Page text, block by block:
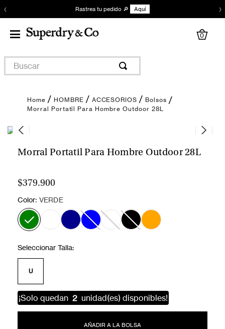
‹ Rastrea tu pedido 🔎 Aquí ›
0
Buscar
HOMBRE ACCESORIOS
Bolsos
Morral Portatil Para Hombre Outdoor 28L
Morral Portatil Para Hombre Outdoor 28L
$379.900
Color: VERDE
U
¡Solo quedan 2 unidad(es) disponibles!
AÑADIR A LA BOLSA